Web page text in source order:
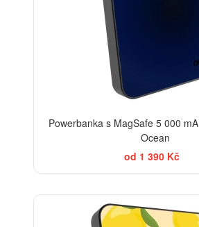
Powerbanka s MagSafe 5 000
Ocean
od 1 390 Kč